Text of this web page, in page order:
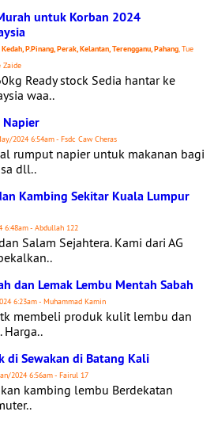
untuk Korban 2024
P.Pinang, Perak, Kelantan, Terengganu, Pahang, Tue
Zaide
Ready stock Sedia hantar ke
waa..
Napier
2024 6:54am - Fsdc Caw Cheras
rumput napier untuk makanan bagi
dll..
Kambing Sekitar Kuala Lumpur
6:48am - Abdullah 122
Salam Sejahtera. Kami dari AG
dan Lemak Lembu Mentah Sabah
6:23am - Muhammad Kamin
membeli produk kulit lembu dan
Harga..
di Sewakan di Batang Kali
2024 6:56am - Fairul 17
kambing lembu Berdekatan